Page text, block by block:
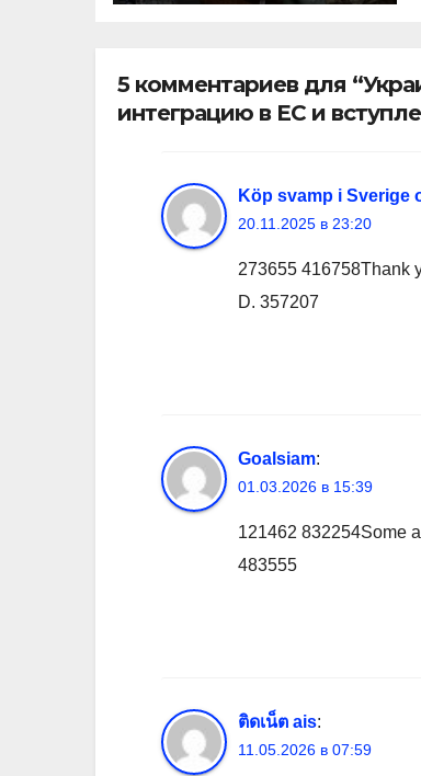
5 комментариев для
интеграцию в ЕС и
Köp svamp i Sverige
20.11.2025 в 23:20
273655 416758Thank
D. 357207
Goalsiam:
01.03.2026 в 15:39
121462 832254Some
483555
ติดเน็ต ais:
11.05.2026 в 07:59